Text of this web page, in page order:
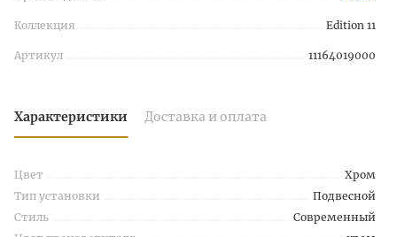
Коллекция Edition 11
Артикул 11164019000
Характеристики Доставка и оплата
Цвет
Хром
Тип установки
Подвесной
Стиль
Современный